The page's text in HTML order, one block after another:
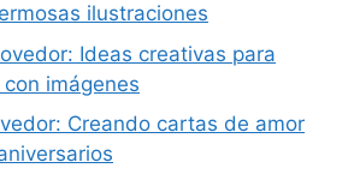
ilustraciones
Ideas creativas para
imágenes
Creando cartas de amor